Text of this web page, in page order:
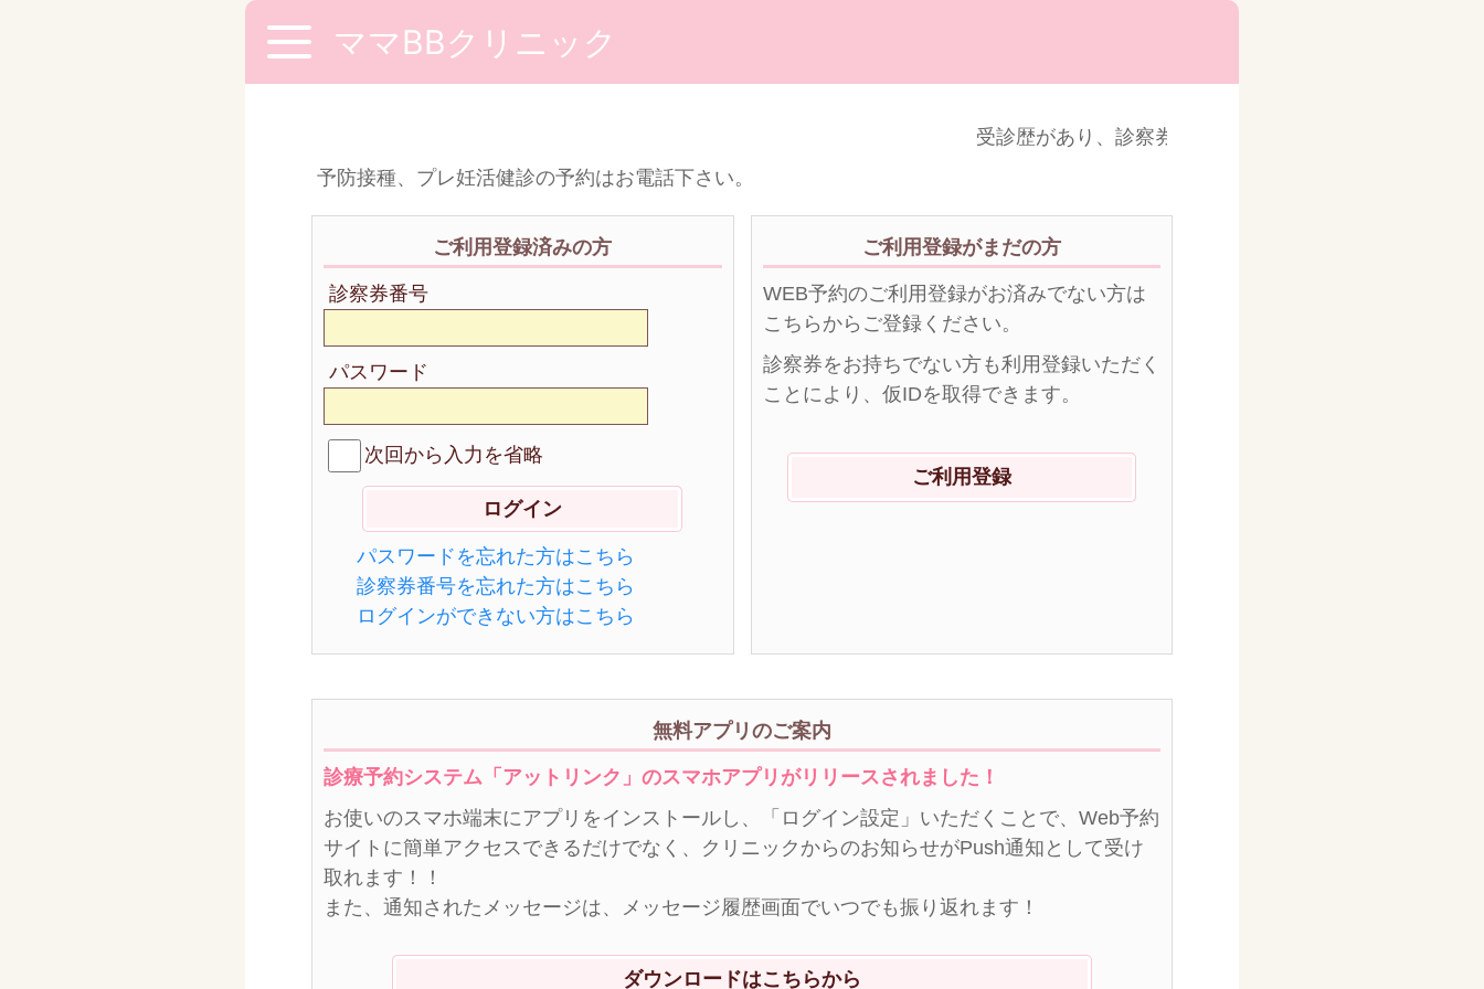
ママBBクリニック
受診歴があり、診察券番号がわからない方はお電話くだ
予防接種、プレ妊活健診の予約はお電話下さい。
ご利用登録済みの方
診察券番号
パスワード
次回から入力を省略
パスワードを忘れた方はこちら
診察券番号を忘れた方はこちら
ログインができない方はこちら
ご利用登録がまだの方
WEB予約のご利用登録がお済みでない方は
こちらからご登録ください。
診察券をお持ちでない方も利用登録いただく
ことにより、仮IDを取得できます。
ご利用登録
無料アプリのご案内
診療予約システム「アットリンク」のスマホアプリがリリースされました！
お使いのスマホ端末にアプリをインストールし、「ログイン設定」いただくことで、Web予約
サイトに簡単アクセスできるだけでなく、クリニックからのお知らせがPush通知として受け
取れます！！
また、通知されたメッセージは、メッセージ履歴画面でいつでも振り返れます！
ダウンロードはこちらから